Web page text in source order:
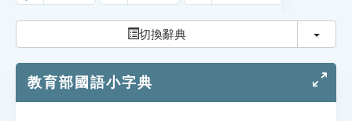
切換辭典 切換
教育部國語小字典